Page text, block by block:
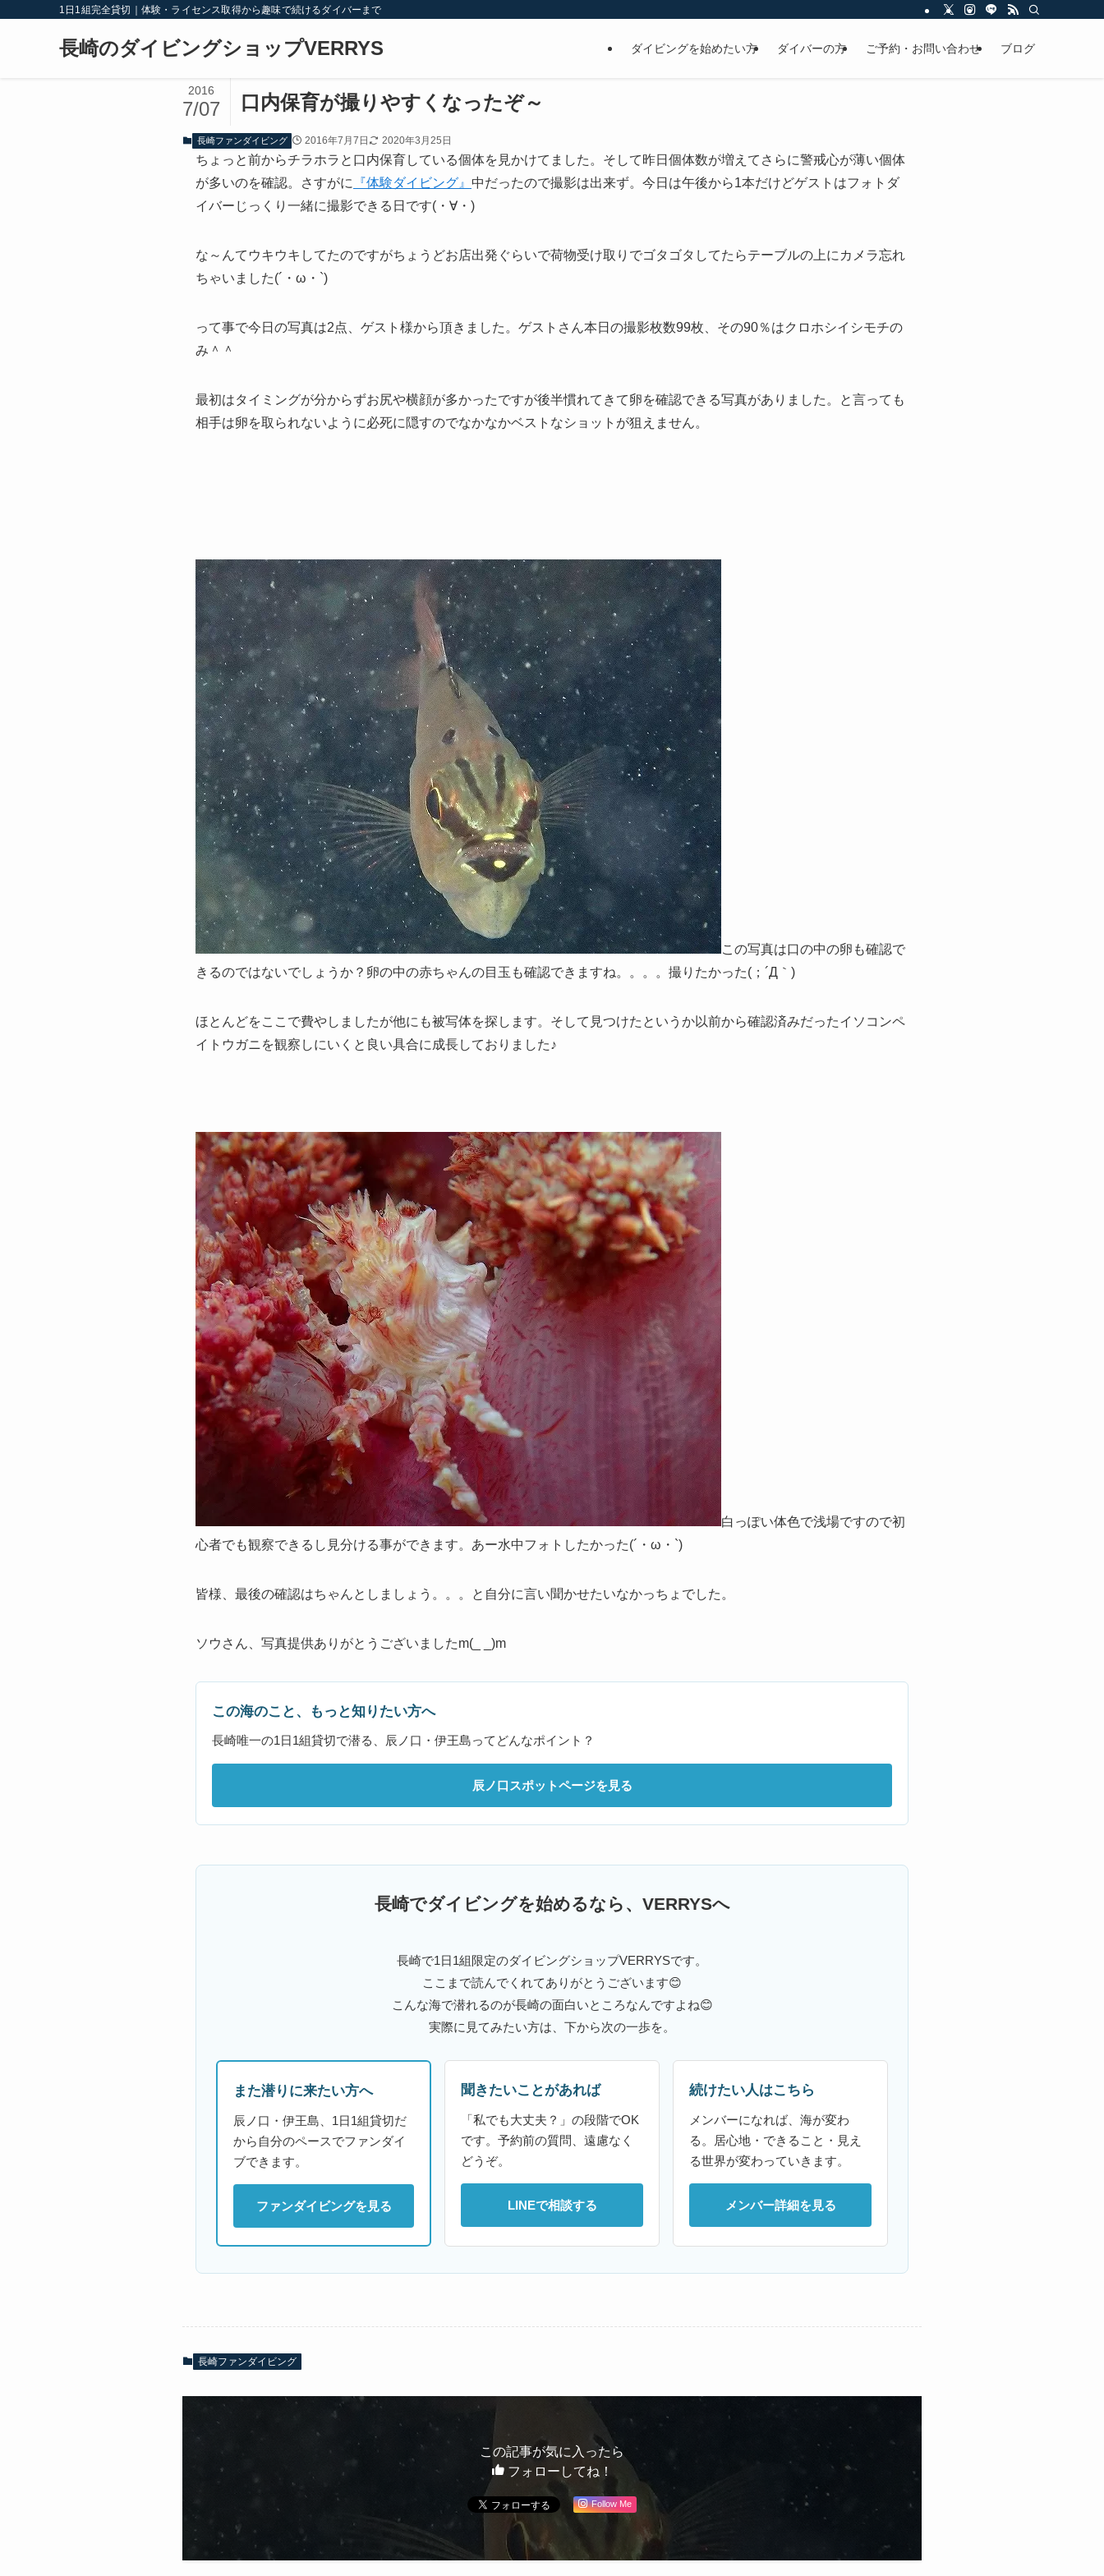
1日1組完全貸切｜体験・ライセンス取得から趣味で続けるダイバーまで
長崎のダイビングショップVERRYS ダイビングを始めたい方 ダイバーの方 ご予約・お問い合わせ ブログ
口内保育が撮りやすくなったぞ～
2016
7/07
長崎ファンダイビング 2016年7月7日 2020年3月25日
ちょっと前からチラホラと口内保育している個体を見かけてました。そして昨日個体数が増えてさらに警戒心が薄い個体
が多いのを確認。さすがに
『体験ダイビング』 中だったので撮影は出来ず。今日は午後から1本だけどゲストはフォトダ
イバーじっくり一緒に撮影できる日です(・∀・)
な～んてウキウキしてたのですがちょうどお店出発ぐらいで荷物受け取りでゴタゴタしてたらテーブルの上にカメラ忘れ
ちゃいました(´・ω・`)
って事で今日の写真は2点、ゲスト様から頂きました。ゲストさん本日の撮影枚数99枚、その90％はクロホシイシモチの
み＾＾
最初はタイミングが分からずお尻や横顔が多かったですが後半慣れてきて卵を確認できる写真がありました。と言っても
相手は卵を取られないように必死に隠すのでなかなかベストなショットが狙えません。
この写真は口の中の卵も確認で
きるのではないでしょうか？卵の中の赤ちゃんの目玉も確認できますね。。。。撮りたかった(；´Д｀)
ほとんどをここで費やしましたが他にも被写体を探します。そして見つけたというか以前から確認済みだったイソコンペ
イトウガニを観察しにいくと良い具合に成長しておりました♪
白っぽい体色で浅場ですので初
心者でも観察できるし見分ける事ができます。あー水中フォトしたかった(´・ω・`)
皆様、最後の確認はちゃんとしましょう。。。と自分に言い聞かせたいなかっちょでした。
ソウさん、写真提供ありがとうございましたm(_ _)m
この海のこと、もっと知りたい方へ
長崎唯一の1日1組貸切で潜る、辰ノ口・伊王島ってどんなポイント？
辰ノ口スポットページを見る
長崎でダイビングを始めるなら、VERRYSへ
長崎で1日1組限定のダイビングショップVERRYSです。
ここまで読んでくれてありがとうございます😊
こんな海で潜れるのが長崎の面白いところなんですよね😊
実際に見てみたい方は、下から次の一歩を。
また潜りに来たい方へ
辰ノ口・伊王島、1日1組貸切だ
から自分のペースでファンダイ
ブできます。
ファンダイビングを見る
聞きたいことがあれば
「私でも大丈夫？」の段階でOK
です。予約前の質問、遠慮なく
どうぞ。
LINEで相談する
続けたい人はこちら
メンバーになれば、海が変わ
る。居心地・できること・見え
る世界が変わっていきます。
メンバー詳細を見る
長崎ファンダイビング
この記事が気に入ったら
フォローしてね！
Follow Me